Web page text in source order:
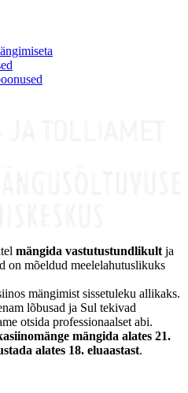
mängida vastutustundlikult ja
on mõeldud meelelahutuslikuks
mängimist sissetuleku allikaks.
lõbusad ja Sul tekivad
otsida professionaalset abi.
mängida alates 21.
alates 18. eluaastast.